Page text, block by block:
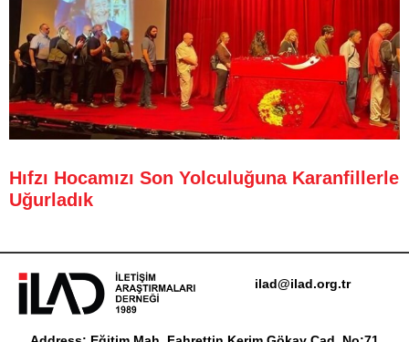
Hıfzı Hocamızı Son Yolculuğuna Karanfillerle
Uğurladık
ilad@ilad.org.tr